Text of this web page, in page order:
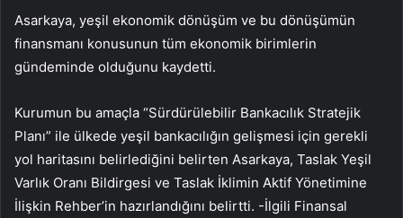
Asarkaya, yeşil ekonomik dönüşüm ve bu dönüşümün
finansmanı konusunun tüm ekonomik birimlerin
gündeminde olduğunu kaydetti.
Kurumun bu amaçla “Sürdürülebilir Bankacılık Stratejik
Planı” ile ülkede yeşil bankacılığın gelişmesi için gerekli
yol haritasını belirlediğini belirten Asarkaya, Taslak Yeşil
Varlık Oranı Bildirgesi ve Taslak İklimin Aktif Yönetimine
İlişkin Rehber’in hazırlandığını belirtti. -İlgili Finansal